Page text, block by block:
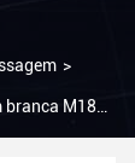
>
M1822